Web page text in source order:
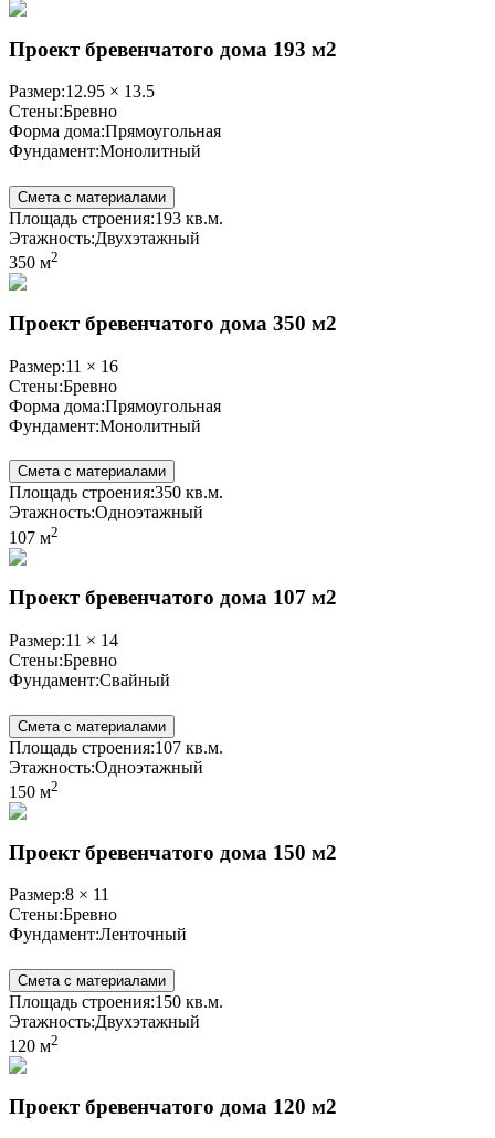
Проект бревенчатого дома 193 м2
Размер:12.95 × 13.5
Стены:Бревно
Форма дома:Прямоугольная
Фундамент:Монолитный
Смета с материалами
Площадь строения:193 кв.м.
Этажность:Двухэтажный
350 м2
Проект бревенчатого дома 350 м2
Размер:11 × 16
Стены:Бревно
Форма дома:Прямоугольная
Фундамент:Монолитный
Смета с материалами
Площадь строения:350 кв.м.
Этажность:Одноэтажный
107 м2
Проект бревенчатого дома 107 м2
Размер:11 × 14
Стены:Бревно
Фундамент:Свайный
Смета с материалами
Площадь строения:107 кв.м.
Этажность:Одноэтажный
150 м2
Проект бревенчатого дома 150 м2
Размер:8 × 11
Стены:Бревно
Фундамент:Ленточный
Смета с материалами
Площадь строения:150 кв.м.
Этажность:Двухэтажный
120 м2
Проект бревенчатого дома 120 м2